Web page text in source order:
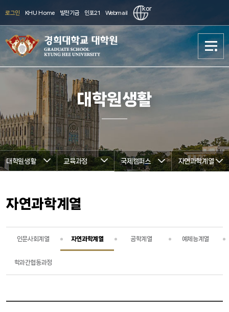
로그인 KHU Home 발전기금 인포21 Webmail
kor
대학원 소개
학과소개
입학(Admission)
장학
대학원 소개
학과소개
입학(Admission)
장학
대학원생활
대학원생활 교육과정 국제캠퍼스 자연과학계열
자연과학계열
인문사회계열 자연과학계열 공학계열 예체능계열
학과간협동과정